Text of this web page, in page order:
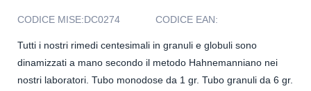
CODICE MISE:DC0274 CODICE EAN:
Tutti i nostri rimedi centesimali in granuli e globuli sono
dinamizzati a mano secondo il metodo Hahnemanniano nei
nostri laboratori. Tubo monodose da 1 gr. Tubo granuli da 6 gr.